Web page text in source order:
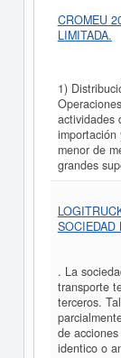
CROMEU
LIMITADA.
1)
actividades
importación
menor de
grandes
SOCIEDAD
. La
transporte
terceros.
de
identico o